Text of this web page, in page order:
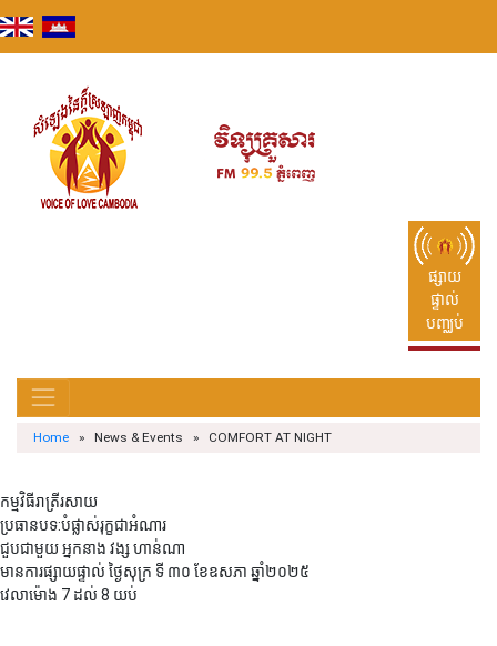
to
content
ផ្សាយ
ផ្ទាល់
បញ្ឈប់
Home » News & Events » COMFORT AT NIGHT
កម្មវិធីរាត្រីរសាយ
ប្រធានបទ:បំផ្លាស់រុក្ខជាអំណារ
ជួបជាមួយ អ្នកនាង វង្ស ហាន់ណា
មានការផ្សាយផ្ទាល់ ថ្ងៃសុក្រ ទី​ ៣០ ខែឧសភា ឆ្នាំ២០២៥
វេលាម៉ោង 7 ដល់ 8​ យប់